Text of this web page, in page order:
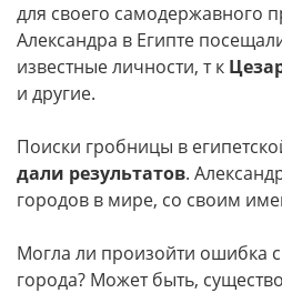
для своего самодержавного
Александра в Египте
известные личности, т к
и другие.
Поиски гробницы в
дали результатов.
городов в мире, со своим
Могла ли произойти ошибка
города? Может быть,